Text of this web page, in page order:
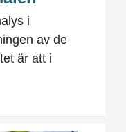
i
av de
är att i